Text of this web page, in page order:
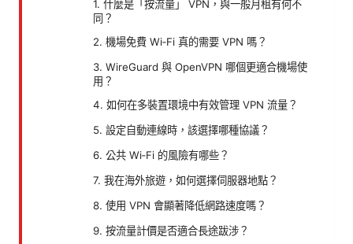
1. 什麼是「按流量」 VPN，與一般月租有何不
同？
2. 機場免費 Wi‑Fi 真的需要 VPN 嗎？
3. WireGuard 與 OpenVPN 哪個更適合機場使
用？
4. 如何在多裝置環境中有效管理 VPN 流量？
5. 設定自動連線時，該選擇哪種協議？
6. 公共 Wi‑Fi 的風險有哪些？
7. 我在海外旅遊，如何選擇伺服器地點？
8. 使用 VPN 會顯著降低網路速度嗎？
9. 按流量計價是否適合長途跋涉？